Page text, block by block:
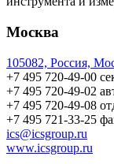
Москва
105082, Россия,
+7 495 720-49-00
+7 495 720-49-02
+7 495 720-49-08
+7 495 721-33-25
ics@icsgroup.ru
www.icsgroup.ru